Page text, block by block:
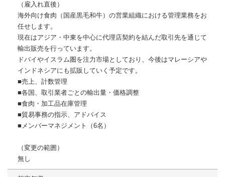
（雇入れ直後）
海外向け食肉（国産黒毛和牛）の営業組織における管理業務をお
任せします。
現在はアジア・中東を中心に代理店契約を結んだ取引先を通じて
輸出販売を行っています。
ドバイやイスラム圏を注力市場としており、今後はマレーシアや
インドネシアにも拡販していく予定です。
■売上、計数管理
■各国、取引業者ごとの輸出量・価格調整
■食肉・加工品在庫管理
■貿易事務の指示、アドバイス
■メンバーマネジメント（6名）
（変更の範囲）
無し